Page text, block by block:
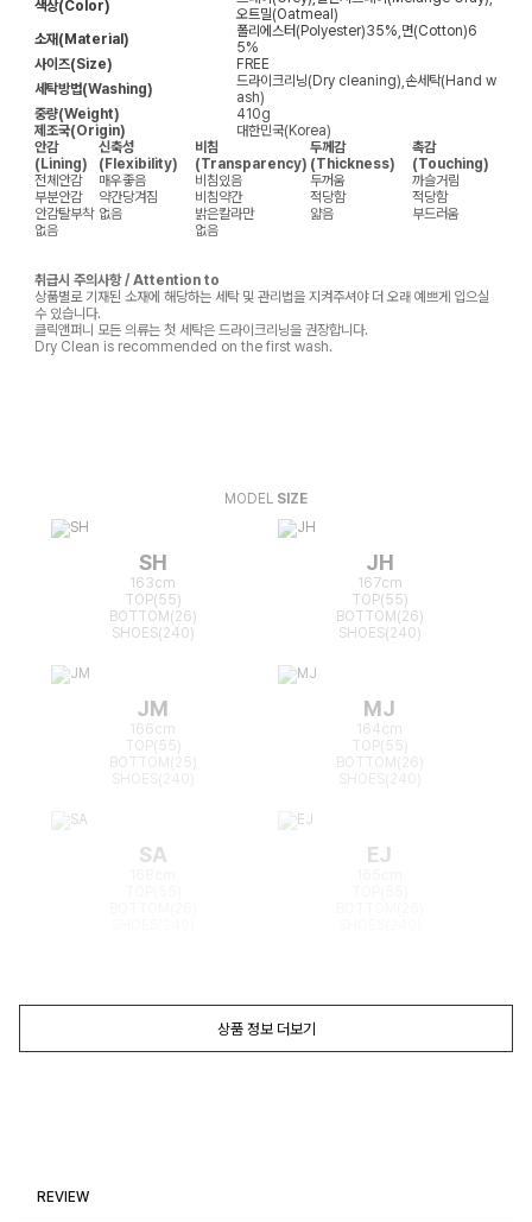
색상(Color)
오트밀(Oatmeal)
소재(Material)
폴리에스터(Polyester)35%,면(Cotton)6
5%
사이즈(Size)
FREE
세탁방법(Washing)
드라이크리닝(Dry cleaning),손세탁(Hand w
ash)
중량(Weight)
410g
제조국(Origin)
대한민국(Korea)
안감
(Lining)
신축성
(Flexibility)
비침
(Transparency)
두께감
(Thickness)
촉감
(Touching)
전체안감
매우좋음 비침있음 두꺼움
까슬거림
부분안감
약간당겨짐 비침약간 적당함
적당함
안감탈부착 없음 밝은칼라만 얇음
부드러움
없음
없음
취급시 주의사항 / Attention to
상품별로 기재된 소재에 해당하는 세탁 및 관리법을 지켜주셔야 더 오래 예쁘게 입으실
수 있습니다.
클릭앤퍼니 모든 의류는 첫 세탁은 드라이크리닝을 권장합니다.
Dry Clean is recommended on the first wash.
MODEL SIZE
SH
163cm
TOP(55)
BOTTOM(26)
SHOES(240)
JH
167cm
TOP(55)
BOTTOM(26)
SHOES(240)
JM
166cm
TOP(55)
BOTTOM(25)
MJ
164cm
TOP(55)
BOTTOM(26)
SA EJ
상품 정보 더보기
REVIEW